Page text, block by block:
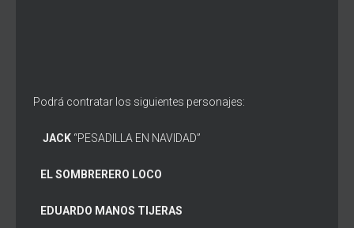
Podrá contratar los siguientes personajes:
JACK “PESADILLA EN NAVIDAD”
EL SOMBRERERO LOCO
EDUARDO MANOS TIJERAS